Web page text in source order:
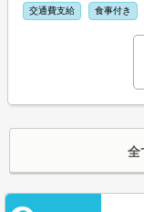
交通費支給 食事付き
全